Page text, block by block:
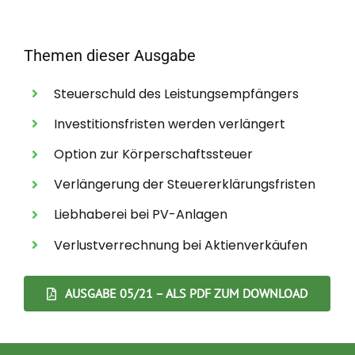
Themen dieser Ausgabe
Steuerschuld des Leistungsempfängers
Investitionsfristen werden verlängert
Option zur Körperschaftssteuer
Verlängerung der Steuererklärungsfristen
Liebhaberei bei PV-Anlagen
Verlustverrechnung bei Aktienverkäufen
AUSGABE 05/21 – ALS PDF ZUM DOWNLOAD